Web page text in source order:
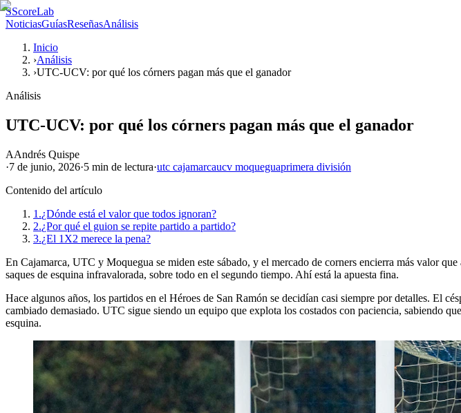
SScoreLab
NoticiasGuíasReseñasAnálisis
Inicio
›Análisis
›UTC-UCV: por qué los córners pagan más que el ganador
Análisis
UTC-UCV: por qué los córners pagan más que el ganador
AAndrés Quispe
·7 de junio, 2026·5 min de lectura·utc cajamarcaucv moqueguaprimera división
Contenido del artículo
1.¿Dónde está el valor que todos ignoran?
2.¿Por qué el guion se repite partido a partido?
3.¿El 1X2 merece la pena?
En Cajamarca, UTC y Moquegua se miden este sábado, y el mercado de corners encierra más valor
saques de esquina infravalorada, sobre todo en el segundo tiempo. Ahí está la apuesta fina.
Hace algunos años, los partidos en el Héroes de San Ramón se decidían casi siempre por detalles. El
cambiado demasiado. UTC sigue siendo un equipo que explota los costados con paciencia, sabiendo
esquina.